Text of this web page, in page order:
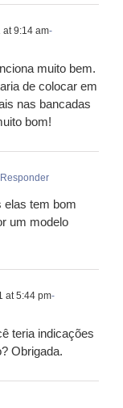
at 9:14 am-
muito bem.
de colocar em
nas bancadas
bom!
elas tem bom
um modelo
at 5:44 pm-
teria indicações
Obrigada.